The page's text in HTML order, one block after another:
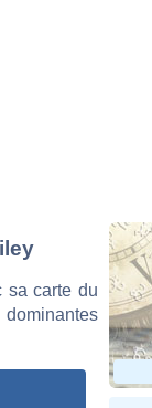
sa carte du